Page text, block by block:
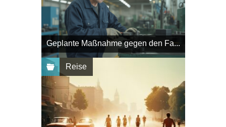
Geplante Maßnahme gegen den Fa...
Reise